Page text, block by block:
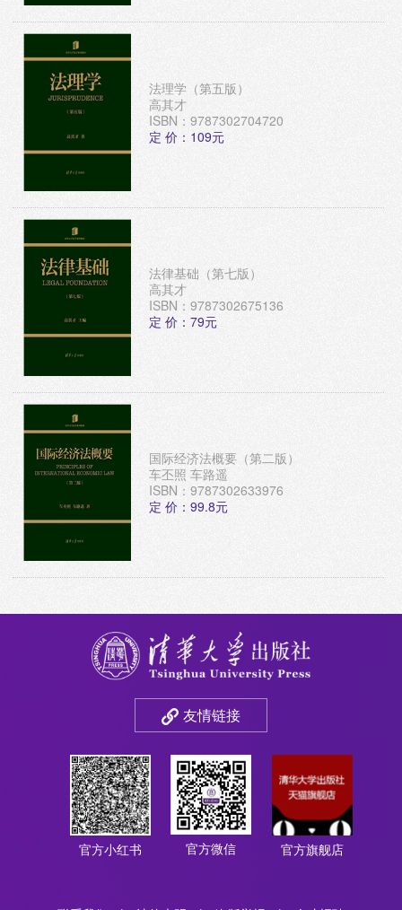
法理学（第五版）
高其才
ISBN：9787302704720
定 价：109元
法律基础（第七版）
高其才
ISBN：9787302675136
定 价：79元
国际经济法概要（第二版）
车丕照 车路遥
ISBN：9787302633976
定 价：99.8元
友情链接
官方小红书 官方微信 官方旗舰店